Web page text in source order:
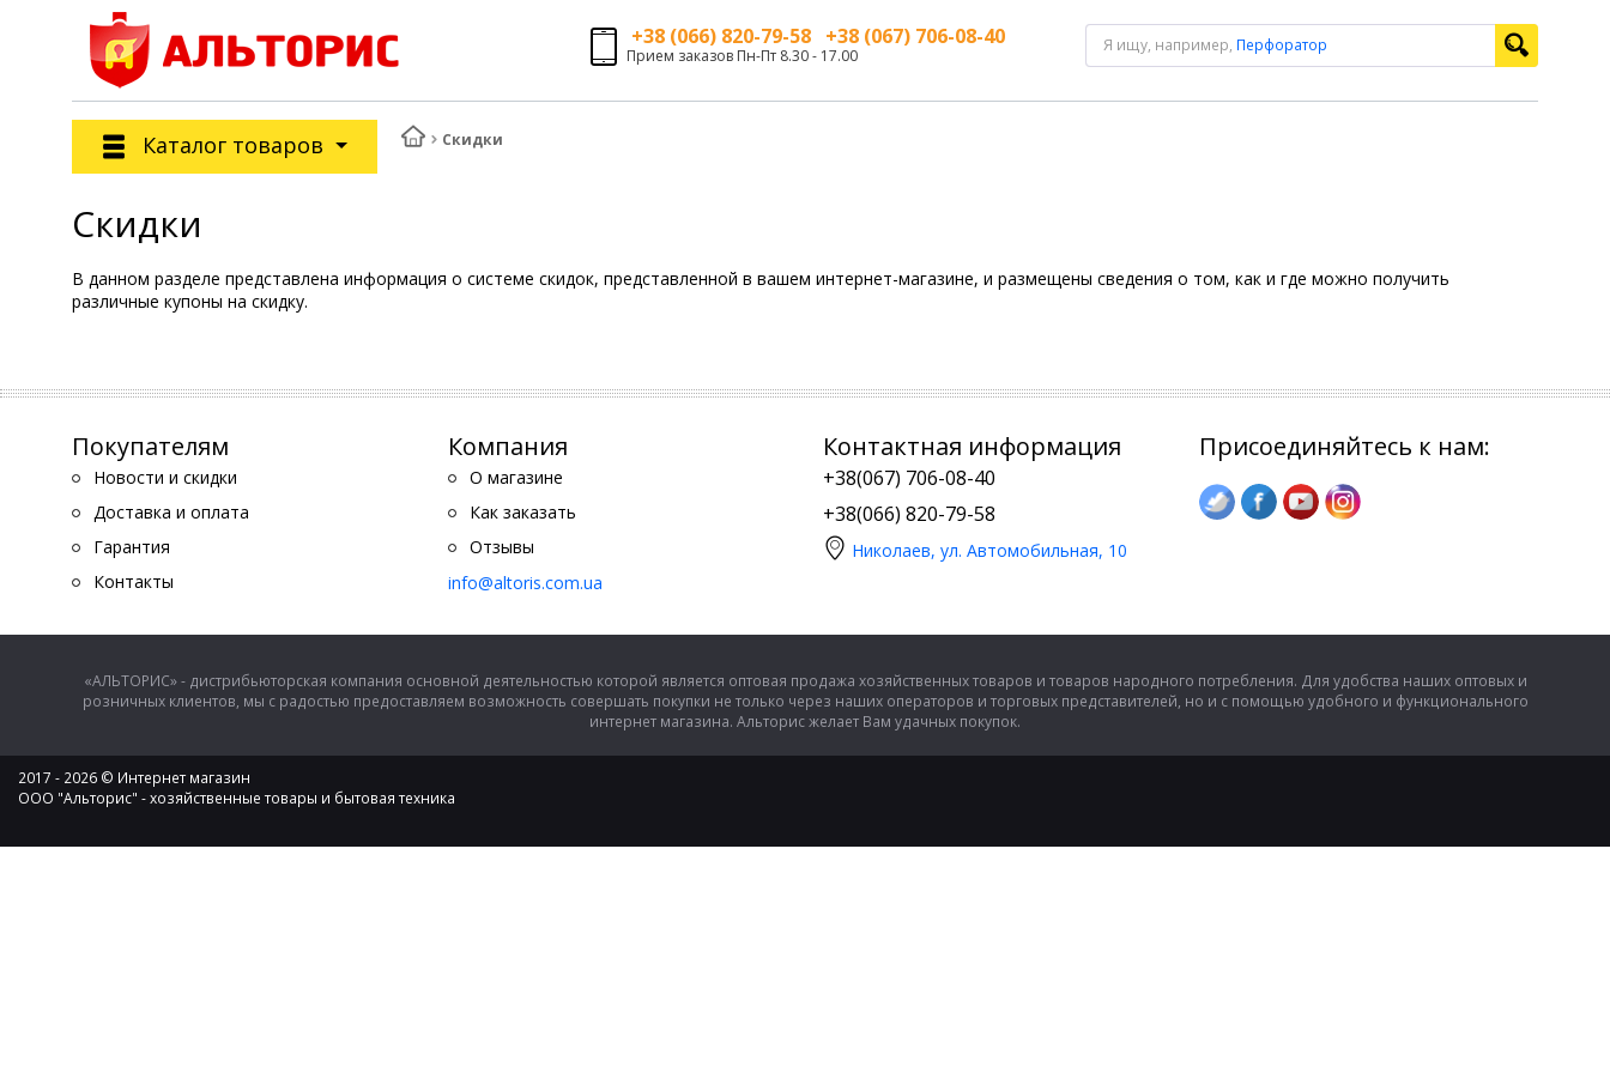
+38 (066) 820-79-58 +38 (067) 706-08-40
Прием заказов Пн-Пт 8.30 - 17.00
Я ищу, например, Перфоратор
Каталог товаров Скидки
Скидки
В данном разделе представлена информация о системе скидок, представленной в вашем интернет-магазине, и размещены сведения о том, как и где можно получить
различные купоны на скидку.
Покупателям
Новости и скидки
Доставка и оплата
Гарантия
Контакты
Компания
О магазине
Как заказать
Отзывы
info@altoris.com.ua
Контактная информация
+38(067) 706-08-40
+38(066) 820-79-58
Николаев, ул. Автомобильная, 10
Присоединяйтесь к нам:
«АЛЬТОРИС» - дистрибьюторская компания основной деятельностью которой является оптовая продажа хозяйственных товаров и товаров народного потребления. Для удобства наших оптовых и
розничных клиентов, мы с радостью предоставляем возможность совершать покупки не только через наших операторов и торговых представителей, но и с помощью удобного и функционального
интернет магазина. Альторис желает Вам удачных покупок.
2017 - 2026 © Интернет магазин
ООО "Альторис" - хозяйственные товары и бытовая техника